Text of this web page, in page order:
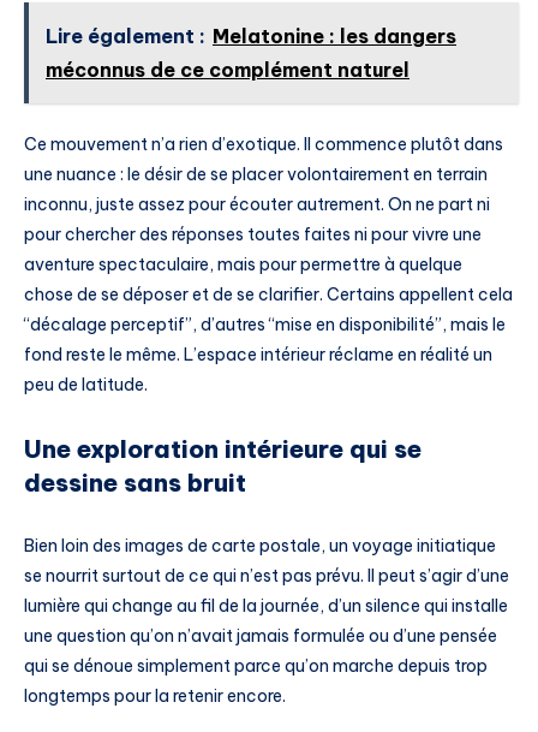
Lire également : Melatonine : les dangers
méconnus de ce complément naturel
Ce mouvement n’a rien d’exotique. Il commence plutôt dans
une nuance : le désir de se placer volontairement en terrain
inconnu, juste assez pour écouter autrement. On ne part ni
pour chercher des réponses toutes faites ni pour vivre une
aventure spectaculaire, mais pour permettre à quelque
chose de se déposer et de se clarifier. Certains appellent cela
“décalage perceptif”, d’autres “mise en disponibilité”, mais le
fond reste le même. L’espace intérieur réclame en réalité un
peu de latitude.
Une exploration intérieure qui se
dessine sans bruit
Bien loin des images de carte postale, un voyage initiatique
se nourrit surtout de ce qui n’est pas prévu. Il peut s’agir d’une
lumière qui change au fil de la journée, d’un silence qui installe
une question qu’on n’avait jamais formulée ou d’une pensée
qui se dénoue simplement parce qu’on marche depuis trop
longtemps pour la retenir encore.